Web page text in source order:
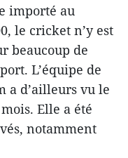
importé au
le cricket n’y est
beaucoup de
L’équipe de
a d’ailleurs vu le
Elle a été
notamment